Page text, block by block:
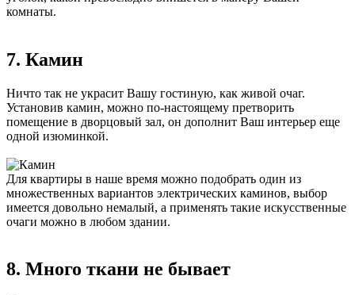
комнаты.
7. Камин
Ничто так не украсит Вашу гостиную, как живой очаг.
Установив камин, можно по-настоящему претворить
помещение в дворцовый зал, он дополнит Ваш интерьер еще
одной изюминкой.
Для квартиры в наше время можно подобрать один из
множественных вариантов электрических каминов, выбор
имеется довольно немалый, а применять такие искусственные
очаги можно в любом здании.
8. Много ткани не бывает